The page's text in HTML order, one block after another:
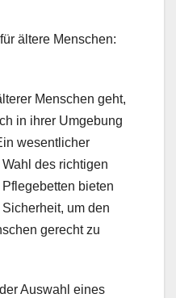
ältere Menschen:
Menschen geht,
in ihrer Umgebung
wesentlicher
des richtigen
bieten
um den
gerecht zu
Auswahl eines